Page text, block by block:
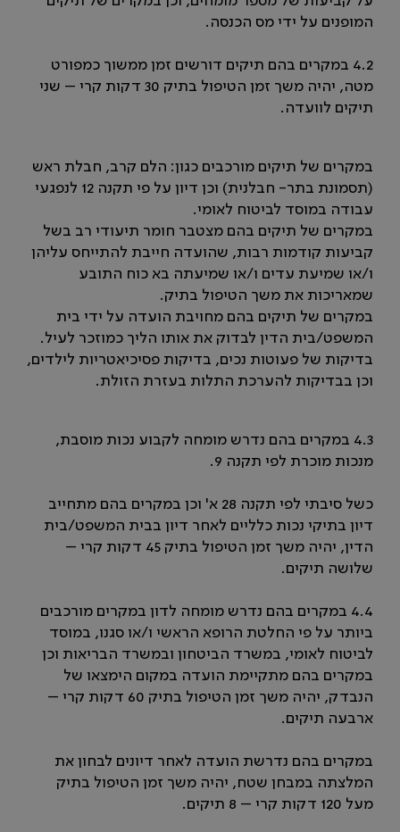
המופנים על ידי מס הכנסה.
4.2 במקרים בהם תיקים דורשים זמן ממשוך כמפורט
מטה, יהיה משך זמן הטיפול בתיק 30 דקות קרי
– שני
תיקים לוועדה.
במקרים של תיקים מורכבים כגון: הלם קרב, חבלת ראש
(תסמונת בתר- חבלנית) וכן דיון על פי תקנה 12 לנפגעי
עבודה במוסד לביטוח לאומי.
במקרים של תיקים בהם מצטבר חומר תיעודי רב בשל
קביעות קודמות רבות, שהועדה חייבת להתייחס עליהן
ו/או שמיעת עדים ו/או שמיעתה בא כוח התובע
שמאריכות את משך הטיפול בתיק.
במקרים של תיקים בהם מחויבת הועדה על ידי בית
המשפט/בית הדין לבדוק את אותו הליך כמוזכר לעיל.
בדיקות של פעוטות נכים, בדיקות פסיכיאטריות לילדים,
וכן בבדיקות להערכת התלות בעזרת הזולת.
4.3 במקרים בהם נדרש מומחה לקבוע נכות מוסבת,
מנכות מוכרת לפי תקנה 9.
כשל סיבתי לפי תקנה 28 א' וכן במקרים בהם מתחייב
דיון בתיקי נכות כלליים לאחר דיון בבית המשפט/בית
הדין, יהיה משך זמן הטיפול בתיק 45 דקות קרי –
שלושה תיקים.
4.4 במקרים בהם נדרש מומחה לדון במקרים מורכבים
ביותר על פי החלטת הרופא הראשי ו/או סגנו, במוסד
לביטוח לאומי, במשרד הביטחון ובמשרד הבריאות וכן
במקרים בהם מתקיימת הועדה במקום הימצאו של
הנבדק, יהיה משך זמן הטיפול בתיק 60 דקות קרי –
ארבעה תיקים.
במקרים בהם נדרשת הועדה לאחר דיונים לבחון את
המלצתה במבחן שטח, יהיה משך זמן הטיפול בתיק
מעל 120 דקות קרי – 8 תיקים.